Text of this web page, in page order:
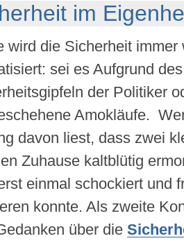
im
wird die Sicherheit immer
sei es Aufgrund
der Politiker
Amokläufe.
davon liest, dass zwei
Zuhause kaltblütig
einmal schockiert und
konnte. Als zweite
über die